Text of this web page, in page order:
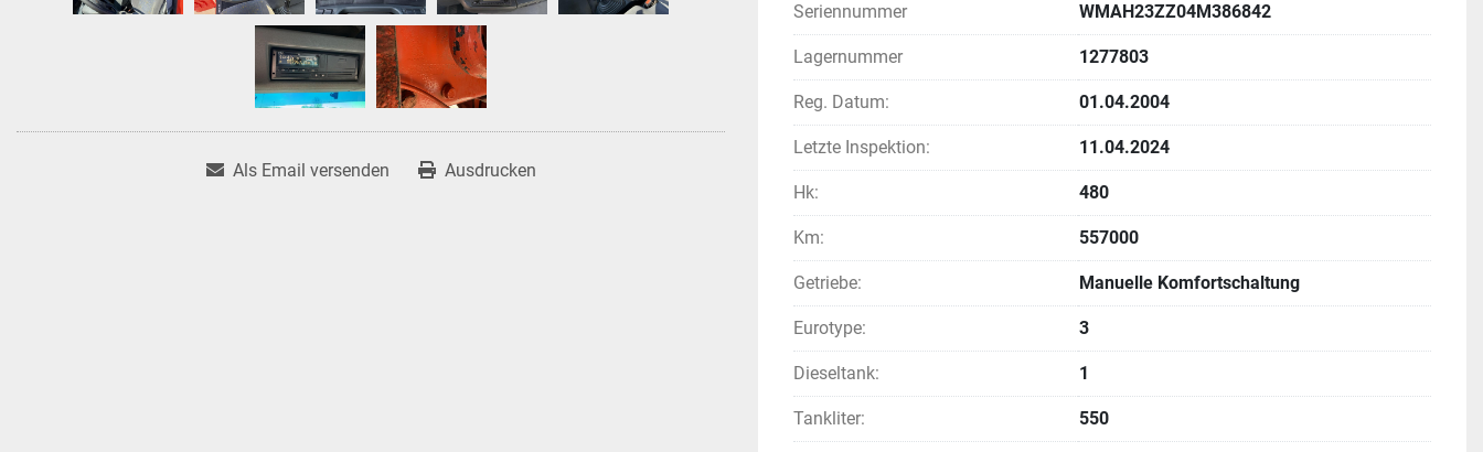
Als Email versenden Ausdrucken
Seriennummer WMAH23ZZ04M386842
Lagernummer 1277803
Reg. Datum: 01.04.2004
Letzte Inspektion: 11.04.2024
Hk: 480
Km: 557000
Getriebe: Manuelle Komfortschaltung
Eurotype: 3
Dieseltank: 1
Tankliter: 550